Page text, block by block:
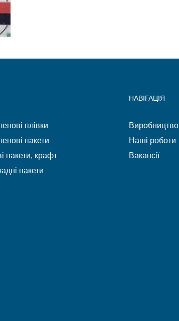
плівки
пакети
пакети, крафт
пакети
НАВІГАЦІЯ
Виробництво
Наші роботи
Вакансії